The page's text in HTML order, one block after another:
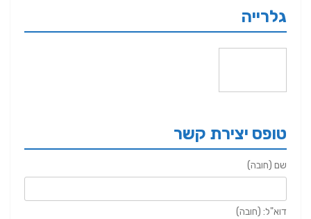
גלרייה
טופס יצירת קשר
שם (חובה)
דוא"ל: (חובה)